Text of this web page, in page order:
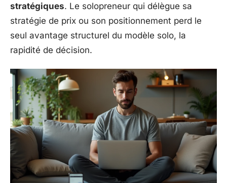
stratégiques. Le solopreneur qui délègue sa
stratégie de prix ou son positionnement perd le
seul avantage structurel du modèle solo, la
rapidité de décision.